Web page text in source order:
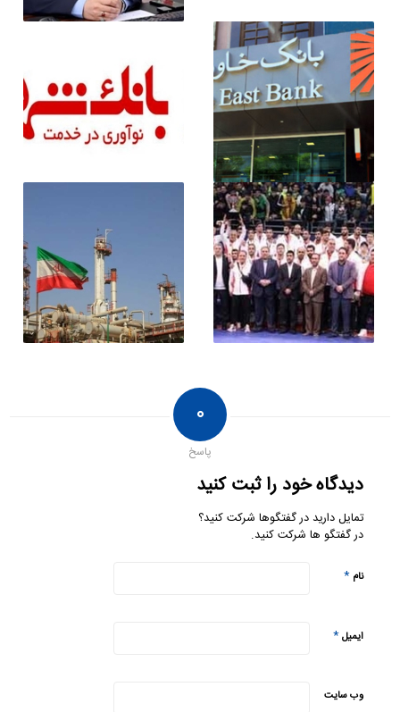
۰
پاسخ
دیدگاه خود را ثبت کنید
تمایل دارید در گفتگوها شرکت کنید؟
در گفتگو ها شرکت کنید.
نام*
ایمیل*
وب‌ سایت